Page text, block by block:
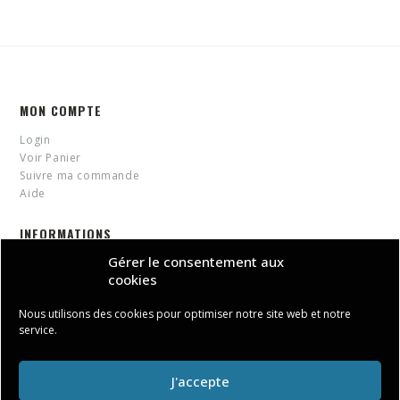
Gérer le consentement aux
cookies
Nous utilisons des cookies pour optimiser notre site web et notre
service.
J'accepte
MON COMPTE
Login
Voir Panier
Suivre ma commande
Aide
INFORMATIONS
Conditions générales de vente